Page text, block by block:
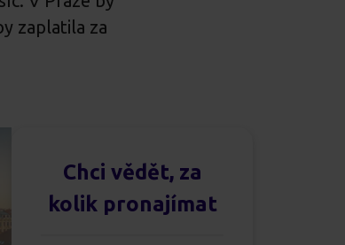
zaplatila za
Chci vědět, za
kolik pronajímat